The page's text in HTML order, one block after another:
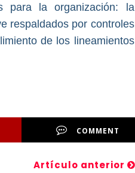
para la organización: la
respaldados por controles
de los lineamientos
COMMENT
Artículo anterior